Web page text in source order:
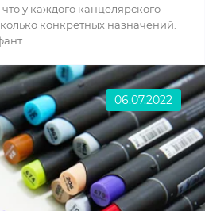
у каждого канцелярского
конкретных назначений.
06.07.2022